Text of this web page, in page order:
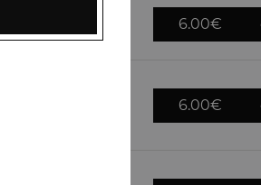
four tandoor
6.00€
6.00€